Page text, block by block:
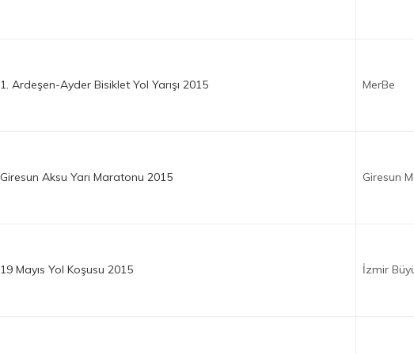
1. Ardeşen-Ayder Bisiklet Yol Yarışı 2015 MerBe
Giresun Aksu Yarı Maratonu 2015 Giresun
19 Mayıs Yol Koşusu 2015 İzmir